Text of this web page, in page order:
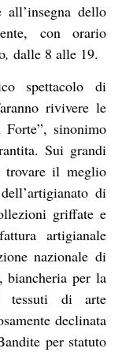
dello
con orario
, dalle 8 alle 19.
spettacolo di
rivivere le
Forte”, sinonimo
Sui grandi
trovare il meglio
di
griffate e
artigianale
nazionale di
biancheria per la
tessuti di arte
declinata
per statuto